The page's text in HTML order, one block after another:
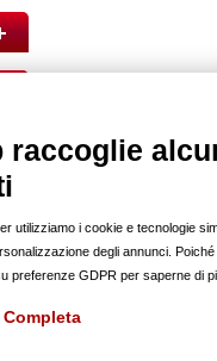
lavoro
Noleggio
Backstage
raccoglie
utilizziamo i cookie e tecnologie
degli annunci.
preferenze GDPR per saperne di